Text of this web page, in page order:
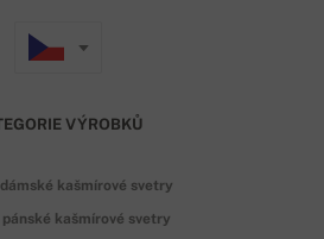
VÝROBKŮ
kašmírové svetry
pánské kašmírové svetry